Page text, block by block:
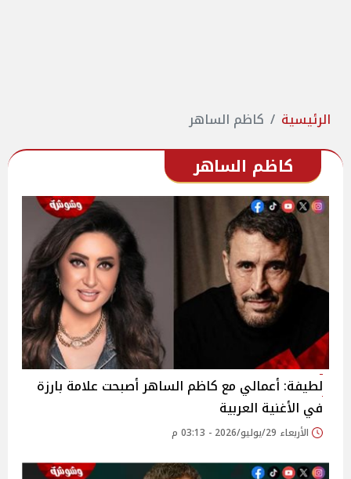
الرئيسية كاظم الساهر
كاظم الساهر
لطيفة: أعمالي مع كاظم الساهر أصبحت علامة بارزة
في الأغنية العربية
الأربعاء 29/يوليو/2026 - 03:13 م